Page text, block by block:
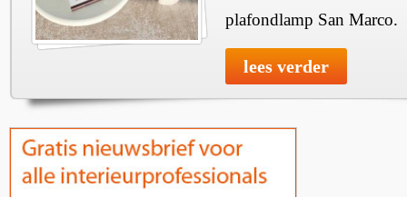
plafondlamp San Marco.
lees verder